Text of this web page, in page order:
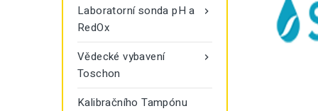

Laboratorní sonda pH a
RedOx

Vědecké vybavení
Toschon
Kalibračního Tampónu